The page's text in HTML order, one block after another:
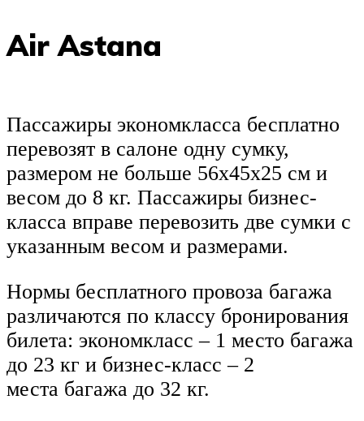
Air Astana
Пассажиры экономкласса бесплатно
перевозят в салоне одну сумку,
размером не больше 56x45x25 см и
весом до 8 кг. Пассажиры бизнес-
класса вправе перевозить две сумки с
указанным весом и размерами.
Нормы бесплатного провоза багажа
различаются по классу бронирования
билета: экономкласс – 1 место багажа
до 23 кг и бизнес-класс – 2
места багажа до 32 кг.